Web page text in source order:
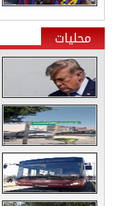
محليات